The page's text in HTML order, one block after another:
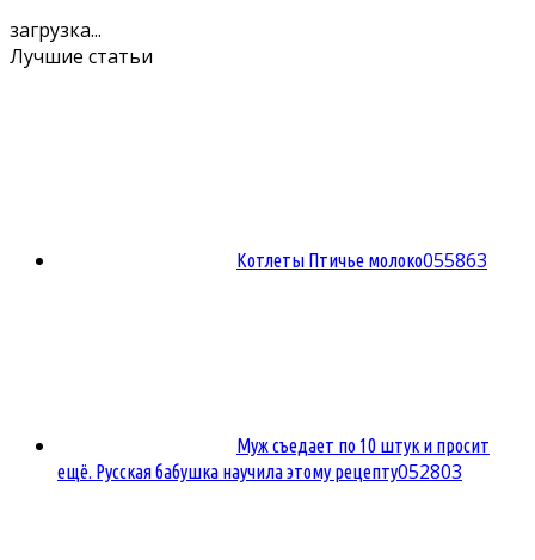
загрузка...
Лучшие статьи
Котлеты Птичье молоко055863
Муж съедает по 10 штук и просит
ещё. Русская бабушка научила этому рецепту052803